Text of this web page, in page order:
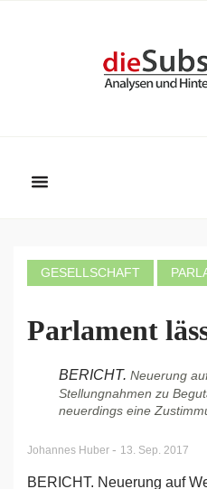
GESELLSCHAFT
Parlament
BERICHT. Neuerung
Stellungnahmen zu
neuerdings eine
Johannes Huber - 13. Sep. 2017
BERICHT. Neuerung auf